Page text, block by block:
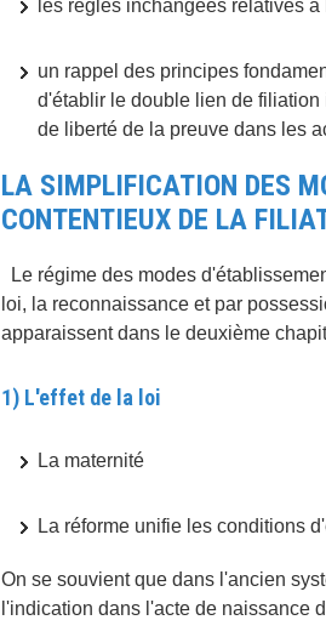
les règles inchangées relatives
un rappel des principes
d'établir le double lien de
de liberté de la preuve dans les
LA SIMPLIFICATION DES
CONTENTIEUX DE LA
Le régime des modes
loi, la reconnaissance et par
apparaissent dans le deuxième
1) L'effet de la loi
La maternité
La réforme unifie les conditions
On se souvient que dans l'ancien
l'indication dans l'acte de naissance